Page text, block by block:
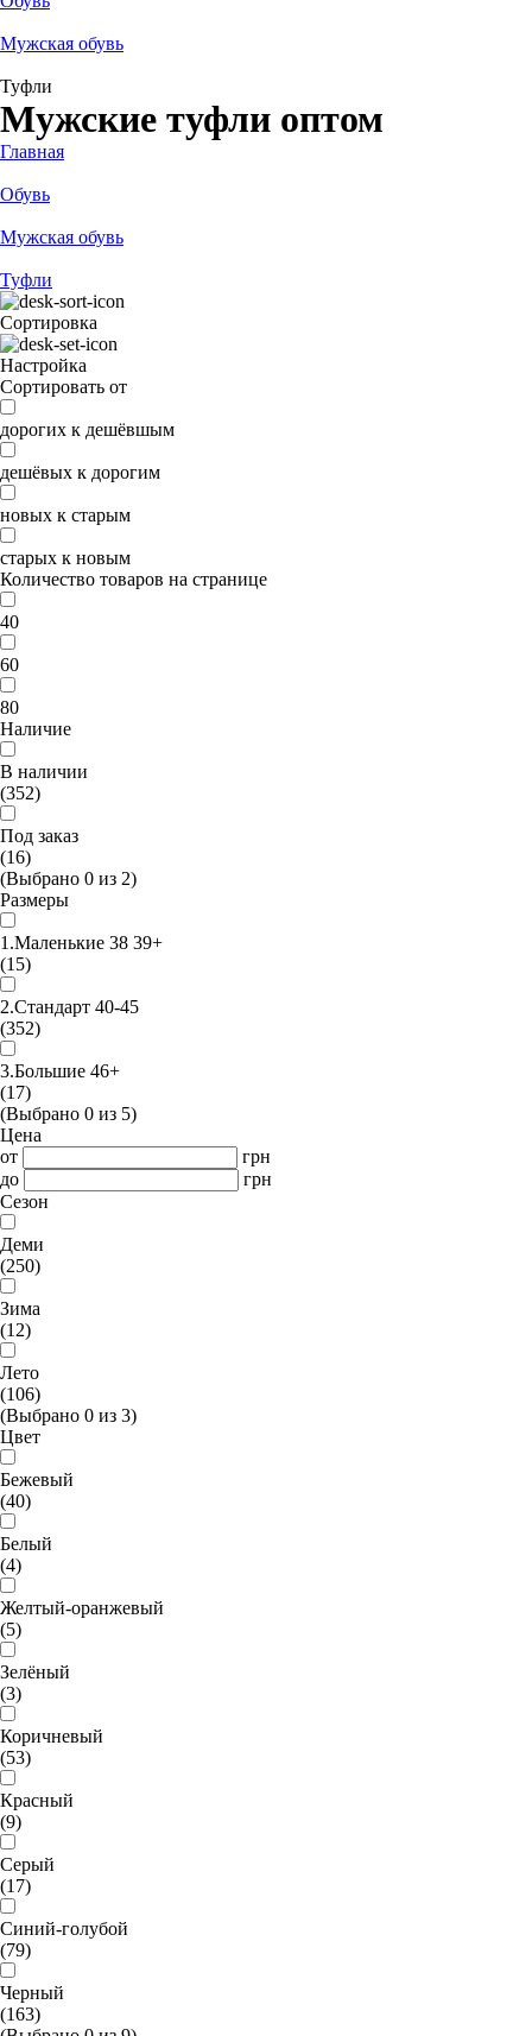
Мужская обувь
Туфли
Мужские туфли оптом
Главная
Обувь
Мужская обувь
Туфли
Сортировка
Настройка
Сортировать от
дорогих к дешёвшым
дешёвых к дорогим
новых к старым
старых к новым
Количество товаров на странице
40
60
80
Наличие
В наличии
(352)
Под заказ
(16)
(Выбрано 0 из 2)
Размеры
1.Маленькие 38 39+
(15)
2.Стандарт 40-45
(352)
3.Большие 46+
(17)
(Выбрано 0 из 5)
Цена
от
грн
до
грн
Сезон
Деми
(250)
Зима
(12)
Лето
(106)
(Выбрано 0 из 3)
Цвет
Бежевый
(40)
Белый
(4)
Желтый-оранжевый
(5)
Зелёный
(3)
Коричневый
(53)
Красный
(9)
Серый
(17)
Синий-голубой
(79)
Черный
(163)